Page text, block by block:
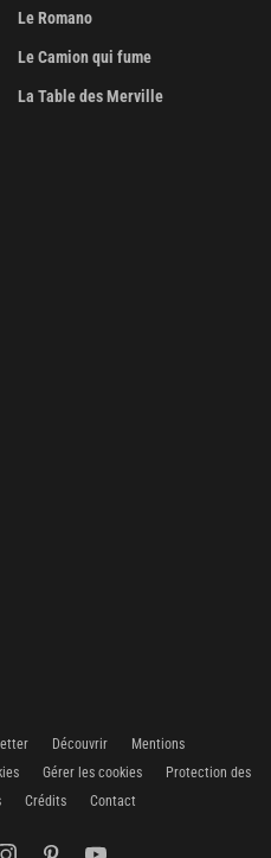
Le Romano
Le Camion qui fume
La Table des Merville
Découvrir
Mentions
Gérer les cookies
Protection des
Crédits Contact